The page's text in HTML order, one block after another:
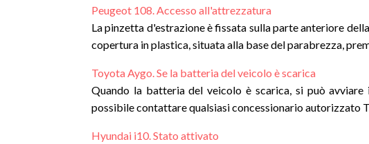
Peugeot 108. Accesso all'attrezzatura
La pinzetta d'estrazione è fissata sulla parte anteriore
copertura in plastica, situata alla base del parabrezza,
Toyota Aygo. Se la batteria del veicolo è scarica
Quando la batteria del veicolo è scarica, si può
possibile contattare qualsiasi concessionario autorizzato
Hyundai i10. Stato attivato